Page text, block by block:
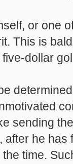
or one
This is
dollar
sending
after he
time.